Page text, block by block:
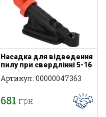
Насадка для відведення
пилу при свердлінні 5-16
мм під пилосос
Артикул: 00000047363
681 грн